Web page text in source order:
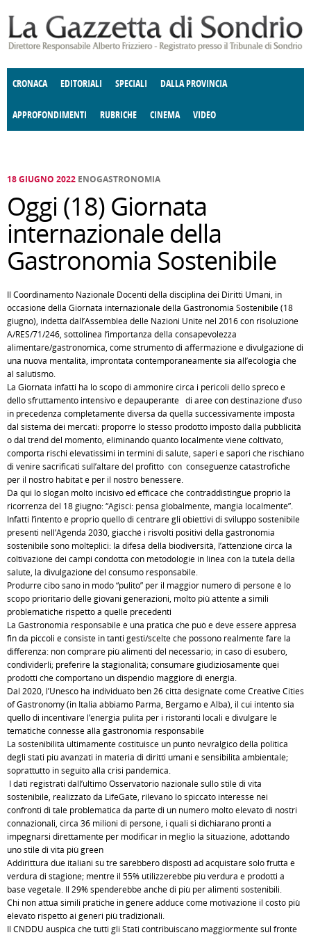
CRONACA EDITORIALI SPECIALI DALLA PROVINCIA
APPROFONDIMENTI
E SPETTACOLI POLITICA
RUBRICHE
DELLE IDEE FATTI DELLO SPIRITO CCCVA
CINEMA VIDEO
18 GIUGNO 2022 ENOGASTRONOMIA
Oggi (18) Giornata
internazionale della
Gastronomia Sostenibile
Il Coordinamento Nazionale Docenti della disciplina dei Diritti Umani, in
occasione della Giornata internazionale della Gastronomia Sostenibile (18
giugno), indetta dall’Assemblea delle Nazioni Unite nel 2016 con risoluzione
A/RES/71/246, sottolinea l’importanza della consapevolezza
alimentare/gastronomica, come strumento di affermazione e divulgazione di
una nuova mentalità, improntata contemporaneamente sia all’ecologia che
al salutismo.
La Giornata infatti ha lo scopo di ammonire circa i pericoli dello spreco e
dello sfruttamento intensivo e depauperante di aree con destinazione d’uso
in precedenza completamente diversa da quella successivamente imposta
dal sistema dei mercati: proporre lo stesso prodotto imposto dalla pubblicità
o dal trend del momento, eliminando quanto localmente viene coltivato,
comporta rischi elevatissimi in termini di salute, saperi e sapori che rischiano
di venire sacrificati sull’altare del profitto con conseguenze catastrofiche
per il nostro habitat e per il nostro benessere.
Da qui lo slogan molto incisivo ed efficace che contraddistingue proprio la
ricorrenza del 18 giugno: “Agisci: pensa globalmente, mangia localmente”.
Infatti l’intento è proprio quello di centrare gli obiettivi di sviluppo sostenibile
presenti nell’Agenda 2030, giacché i risvolti positivi della gastronomia
sostenibile sono molteplici: la difesa della biodiversità, l’attenzione circa la
coltivazione dei campi condotta con metodologie in linea con la tutela della
salute, la divulgazione del consumo responsabile.
Produrre cibo sano in modo “pulito” per il maggior numero di persone è lo
scopo prioritario delle giovani generazioni, molto più attente a simili
problematiche rispetto a quelle precedenti
La Gastronomia responsabile è una pratica che può e deve essere appresa
fin da piccoli e consiste in tanti gesti/scelte che possono realmente fare la
differenza: non comprare più alimenti del necessario; in caso di esubero,
condividerli; preferire la stagionalità; consumare giudiziosamente quei
prodotti che comportano un dispendio maggiore di energia.
Dal 2020, l’Unesco ha individuato ben 26 città designate come Creative Cities
of Gastronomy (in Italia abbiamo Parma, Bergamo e Alba), il cui intento sia
quello di incentivare l’energia pulita per i ristoranti locali e divulgare le
tematiche connesse alla gastronomia responsabile
La sostenibilità ultimamente costituisce un punto nevralgico della politica
degli stati più avanzati in materia di diritti umani e sensibilità ambientale;
soprattutto in seguito alla crisi pandemica.
I dati registrati dall’ultimo Osservatorio nazionale sullo stile di vita
sostenibile, realizzato da LifeGate, rilevano lo spiccato interesse nei
confronti di tale problematica da parte di un numero molto elevato di nostri
connazionali, circa 36 milioni di persone, i quali si dichiarano pronti a
impegnarsi direttamente per modificar in meglio la situazione, adottando
uno stile di vita più green
Addirittura due italiani su tre sarebbero disposti ad acquistare solo frutta e
verdura di stagione; mentre il 55% utilizzerebbe più verdura e prodotti a
base vegetale. Il 29% spenderebbe anche di più per alimenti sostenibili.
Chi non attua simili pratiche in genere adduce come motivazione il costo più
elevato rispetto ai generi più tradizionali.
Il CNDDU auspica che tutti gli Stati contribuiscano maggiormente sul fronte